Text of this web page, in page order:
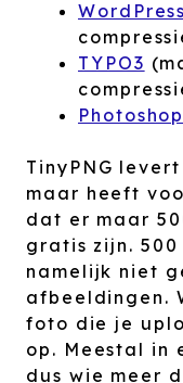
WordPress
TYPO3
Photoshop
TinyPNG
maar heeft
dat er maar
gratis zijn. 500
namelijk niet
afbeeldingen.
foto die je
op. Meestal in
dus wie meer